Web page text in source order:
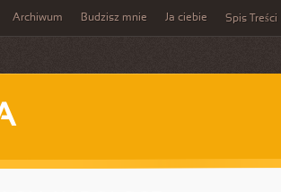
Archiwum Budzisz mnie Ja ciebie Spis Treści